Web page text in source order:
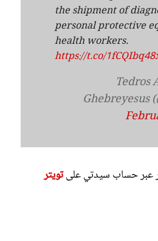
the shipment of
personal protective
health workers.
https://t.co/
—
Ghebreyesus
عبر حساب سيدتي علىتويتر